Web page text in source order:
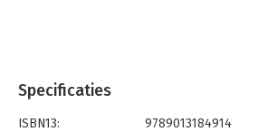
Specificaties
ISBN13:
9789013184914